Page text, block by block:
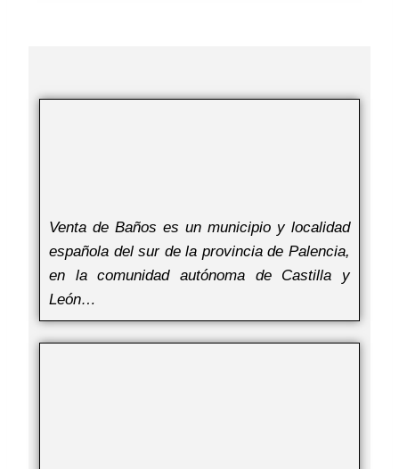
Venta de Baños es un municipio y localidad
española del sur de la provincia de Palencia,
en la comunidad autónoma de Castilla y
León…